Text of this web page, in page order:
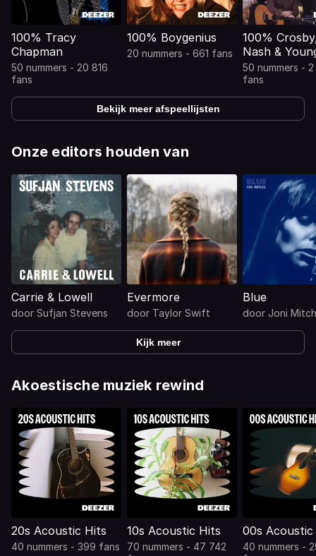
100% Tracy
Chapman
50 nummers - 20 816
fans
100% Boygenius
20 nummers - 661 fans
100%
Nash &
50 nummers -
fans
Bekijk meer afspeellijsten
Onze editors houden van
Carrie & Lowell
door Sufjan Stevens
Evermore
door Taylor Swift
Blue
door Joni
Kijk meer
Akoestische muziek rewind
20s Acoustic Hits
40 nummers - 399 fans
10s Acoustic Hits
70 nummers - 47 742
00s
40 nummers -